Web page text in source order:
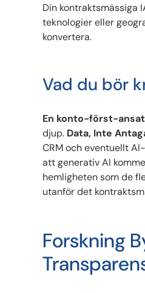
Din kontraktsmässiga
teknologier eller
konvertera.
Vad du bör
En konto-först-
djup. Data, Inte
CRM och eventuellt
att generativ AI
hemligheten som de
utanför det
Forskning